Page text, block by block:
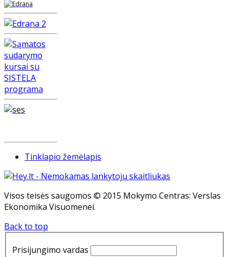
Tinklapio žemėlapis
Visos teisės saugomos © 2015 Mokymo Centras: Verslas
Ekonomika Visuomenei.
Back to top
Prisijungimo vardas